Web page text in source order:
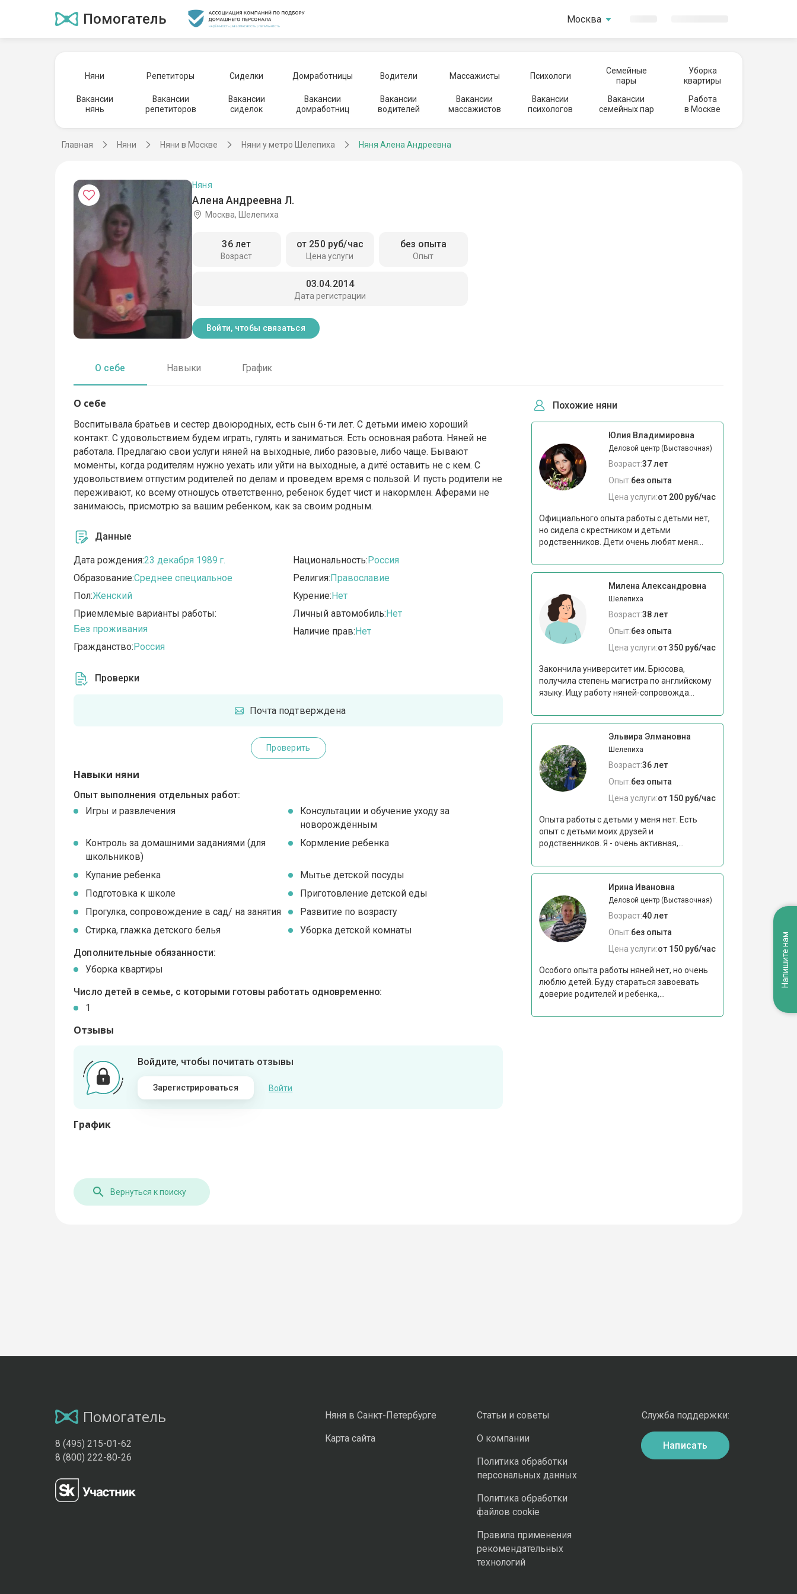
Помогатель Москва
Няни Репетиторы Сиделки Домработницы Водители Массажисты Психологи
Семейные
пары
Уборка
квартиры
Вакансии
нянь
Вакансии
репетиторов
Вакансии
сиделок
Вакансии
домработниц
Вакансии
водителей
Вакансии
массажистов
Вакансии
психологов
Вакансии
семейных пар
Работа
в Москве
Главная Няни Няни в Москве Няни у метро Шелепиха Няня Алена Андреевна
Алена Андреевна Л.
Няня
Москва, Шелепиха
Возраст
36 лет
Цена услуги
от 250 руб/час
Опыт
без опыта
Дата регистрации
03.04.2014
Войти, чтобы связаться
О себе Навыки График
О себе
Воспитывала братьев и сестер двоюродных, есть сын 6-ти лет. С детьми имею хороший
контакт. С удовольствием будем играть, гулять и заниматься. Есть основная работа. Няней не
работала. Предлагаю свои услуги няней на выходные, либо разовые, либо чаще. Бывают
моменты, когда родителям нужно уехать или уйти на выходные, а дитё оставить не с кем. С
удовольствием отпустим родителей по делам и проведем время с пользой. И пусть родители не
переживают, ко всему отношусь ответственно, ребенок будет чист и накормлен. Аферами не
занимаюсь, присмотрю за вашим ребенком, как за своим родным.
Данные
Дата рождения:23 декабря 1989 г.
Образование:Среднее специальное
Пол:Женский
Приемлемые варианты работы:
Без проживания
Гражданство:Россия
Национальность:Россия
Религия:Православие
Курение:Нет
Личный автомобиль:Нет
Наличие прав:Нет
Проверки
Почта подтверждена
Проверить
Навыки няни
Опыт выполнения отдельных работ:
Игры и развлечения
Консультации и обучение уходу за
новорождённым
Контроль за домашними заданиями (для
школьников)
Кормление ребенка
Купание ребенка
Мытье детской посуды
Подготовка к школе
Приготовление детской еды
Прогулка, сопровождение в сад/ на занятия
Развитие по возрасту
Стирка, глажка детского белья
Уборка детской комнаты
Дополнительные обязанности:
Уборка квартиры
Число детей в семье, с которыми готовы работать одновременно:
1
Отзывы
Войдите, чтобы почитать отзывы
Зарегистрироваться Войти
График
Похожие няни
Юлия Владимировна
Деловой центр (Выставочная)
Возраст:37 лет
Опыт:без опыта
Цена услуги:от 200 руб/час
Официального опыта работы с детьми нет,
но сидела с крестником и детьми
родственников. Дети очень любят меня...
Милена Александровна
Шелепиха
Возраст:38 лет
Опыт:без опыта
Цена услуги:от 350 руб/час
Закончила университет им. Брюсова,
получила степень магистра по английскому
языку. Ищу работу няней-сопровожда...
Эльвира Элмановна
Шелепиха
Возраст:36 лет
Опыт:без опыта
Цена услуги:от 150 руб/час
Опыта работы с детьми у меня нет. Есть
опыт с детьми моих друзей и
родственников. Я - очень активная,...
Ирина Ивановна
Деловой центр (Выставочная)
Возраст:40 лет
Опыт:без опыта
Цена услуги:от 150 руб/час
Особого опыта работы няней нет, но очень
люблю детей. Буду стараться завоевать
доверие родителей и ребенка,...
Вернуться к поиску
Помогатель
8 (495) 215-01-62
8 (800) 222-80-26
Няня в Санкт-Петербурге
Карта сайта
Статьи и советы
О компании
Политика обработки
персональных данных
Политика обработки
файлов cookie
Правила применения
рекомендательных
технологий
Служба поддержки:
Написать
Напишите нам